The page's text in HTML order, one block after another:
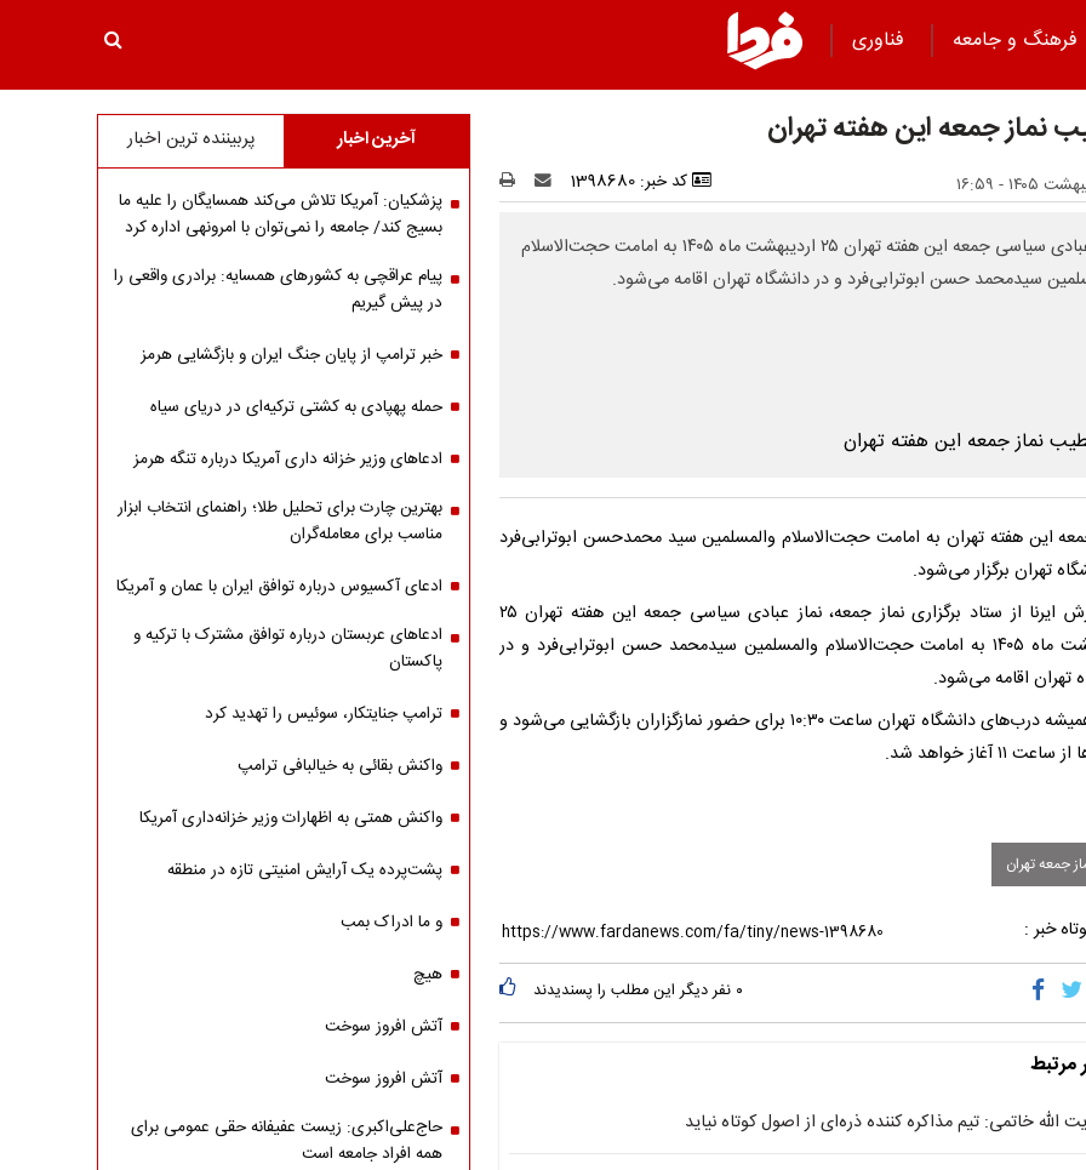
فرهنگ و جامعه
فناوری
نماز جمعه این هفته تهران
کد خبر: 1398680
نماز عبادی سیاسی جمعه این هفته تهران ۲۵ اردیبهشت ماه ۱۴۰۵ به امامت حجت‌الاسلام
سیدمحمد حسن ابوترابی‌فرد و در دانشگاه تهران اقامه می‌شود.
این هفته تهران به امامت حجت‌الاسلام والمسلمین سید محمدحسن ابوترابی‌فرد
تهران برگزار می‌شود.
به گزارش ایرنا از ستاد برگزاری نماز جمعه، نماز عبادی سیاسی جمعه این هفته تهران ۲۵
اردیبهشت ماه ۱۴۰۵ به امامت حجت‌الاسلام والمسلمین سیدمحمد حسن ابوترابی‌فرد و در
تهران اقامه می‌شود.
مانند همیشه درب‌های دانشگاه تهران ساعت ۱۰:۳۰ برای حضور نمازگزاران بازگشایی می‌شود و
۱۱ آغاز خواهد شد.
جمعه تهران
خبر :
۰ نفر دیگر این مطلب را پسندیدند
مرتبط
الله خاتمی: تیم مذاکره کننده ذره‌ای از اصول کوتاه نیاید
آخرین اخبار پربیننده ترین اخبار
پزشکیان: آمریکا تلاش می‌کند همسایگان را علیه ما
بسیج کند/ جامعه را نمی‌توان با امرونهی اداره کرد
پیام عراقچی به کشورهای همسایه: برادری واقعی را
در پیش گیریم
خبر ترامپ از پایان جنگ ایران و بازگشایی هرمز
حمله پهپادی به کشتی ترکیه‌ای در دریای سیاه
ادعاهای وزیر خزانه داری آمریکا درباره تنگه هرمز
بهترین چارت برای تحلیل طلا؛ راهنمای انتخاب ابزار
مناسب برای معامله‌گران
ادعای آکسیوس درباره توافق ایران با عمان و آمریکا
ادعاهای عربستان درباره توافق مشترک با ترکیه و
پاکستان
ترامپ جنایتکار، سوئیس را تهدید کرد
واکنش بقائی به خیالبافی ترامپ
واکنش همتی به اظهارات وزیر خزانه‌داری آمریکا
پشت‌پرده یک آرایش امنیتی تازه در منطقه
و ما ادراک بمب
هیچ
آتش افروز سوخت
آتش افروز سوخت
حاج‌علی‌اکبری: زیست عفیفانه حقی عمومی برای
همه افراد جامعه است